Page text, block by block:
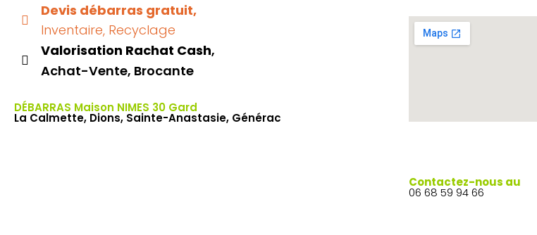
Devis débarras gratuit,
Inventaire, Recyclage
Valorisation Rachat Cash,
Achat-Vente, Brocante
DÉBARRAS Maison NIMES 30 Gard
La Calmette, Dions, Sainte-Anastasie, Générac
Contactez-nous au
06 68 59 94 66